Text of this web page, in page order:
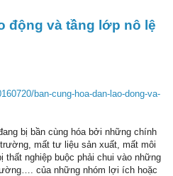
động và tầng lớp nô lệ
ban-cung-hoa-dan-lao-dong-va-
bị bần cùng hóa bởi những chính
mất tư liệu sản xuất, mất môi
nghiệp buộc phải chui vào những
của những nhóm lợi ích hoặc